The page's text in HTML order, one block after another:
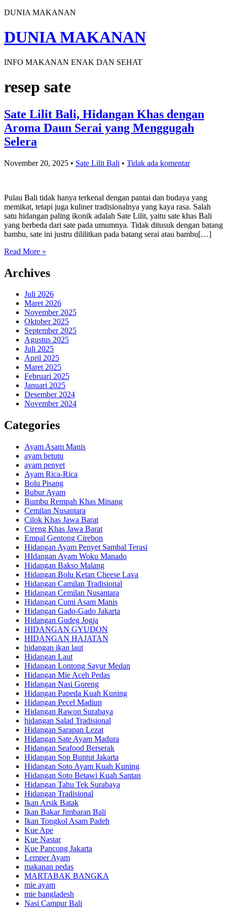
DUNIA MAKANAN
DUNIA MAKANAN
INFO MAKANAN ENAK DAN SEHAT
resep sate
Sate Lilit Bali, Hidangan Khas dengan
Aroma Daun Serai yang Menggugah
Selera
November 20, 2025 • Sate Lilit Bali • Tidak ada komentar
Pulau Bali tidak hanya terkenal dengan pantai dan budaya yang
memikat, tetapi juga kuliner tradisionalnya yang kaya rasa. Salah
satu hidangan paling ikonik adalah Sate Lilit, yaitu sate khas Bali
yang berbeda dari sate pada umumnya. Tidak ditusuk dengan batang
bambu, sate ini justru dililitkan pada batang serai atau bambu[…]
Read More »
Archives
Juli 2026
Maret 2026
November 2025
Oktober 2025
September 2025
Agustus 2025
Juli 2025
April 2025
Maret 2025
Februari 2025
Januari 2025
Desember 2024
November 2024
Categories
Ayam Asam Manis
ayam betutu
ayam penyet
Ayam Rica-Rica
Bolu Pisang
Bubur Ayam
Bumbu Rempah Khas Minang
Cemilan Nusantara
Cilok Khas Jawa Barat
Cireng Khas Jawa Barat
Empal Gentong Cirebon
Hidangan Ayam Penyet Sambal Terasi
HIdangan Ayam Woku Manado
Hidangan Bakso Malang
Hidangan Bolu Ketan Cheese Lava
Hidangan Camilan Tradisional
Hidangan Cemilan Nusantara
Hidangan Cumi Asam Manis
Hidangan Gado-Gado Jakarta
Hidangan Gudeg Jogja
HIDANGAN GYUDON
HIDANGAN HAJATAN
hidangan ikan laut
Hidangan Laut
Hidangan Lontong Sayur Medan
Hidangan Mie Aceh Pedas
Hidangan Nasi Goreng
Hidangan Papeda Kuah Kuning
Hidangan Pecel Madiun
Hidangan Rawon Surabaya
hidangan Salad Tradisional
Hidangan Sarapan Lezat
Hidangan Sate Ayam Madura
Hidangan Seafood Berserak
Hidangan Sop Buntut Jakarta
Hidangan Soto Ayam Kuah Kuning
Hidangan Soto Betawi Kuah Santan
Hidangan Tahu Tek Surabaya
Hidangan Tradisional
Ikan Arsik Batak
Ikan Bakar Jimbaran Bali
Ikan Tongkol Asam Padeh
Kue Ape
Kue Nastar
Kue Pancong Jakarta
Lemper Ayam
makanan pedas
MARTABAK BANGKA
mie ayam
mie bangladesh
Nasi Campur Bali